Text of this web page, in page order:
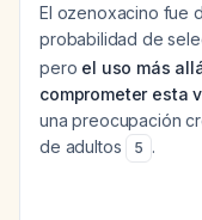
El ozenoxacino fue
probabilidad de
pero el uso más
comprometer esta
una preocupación
de adultos
5 .